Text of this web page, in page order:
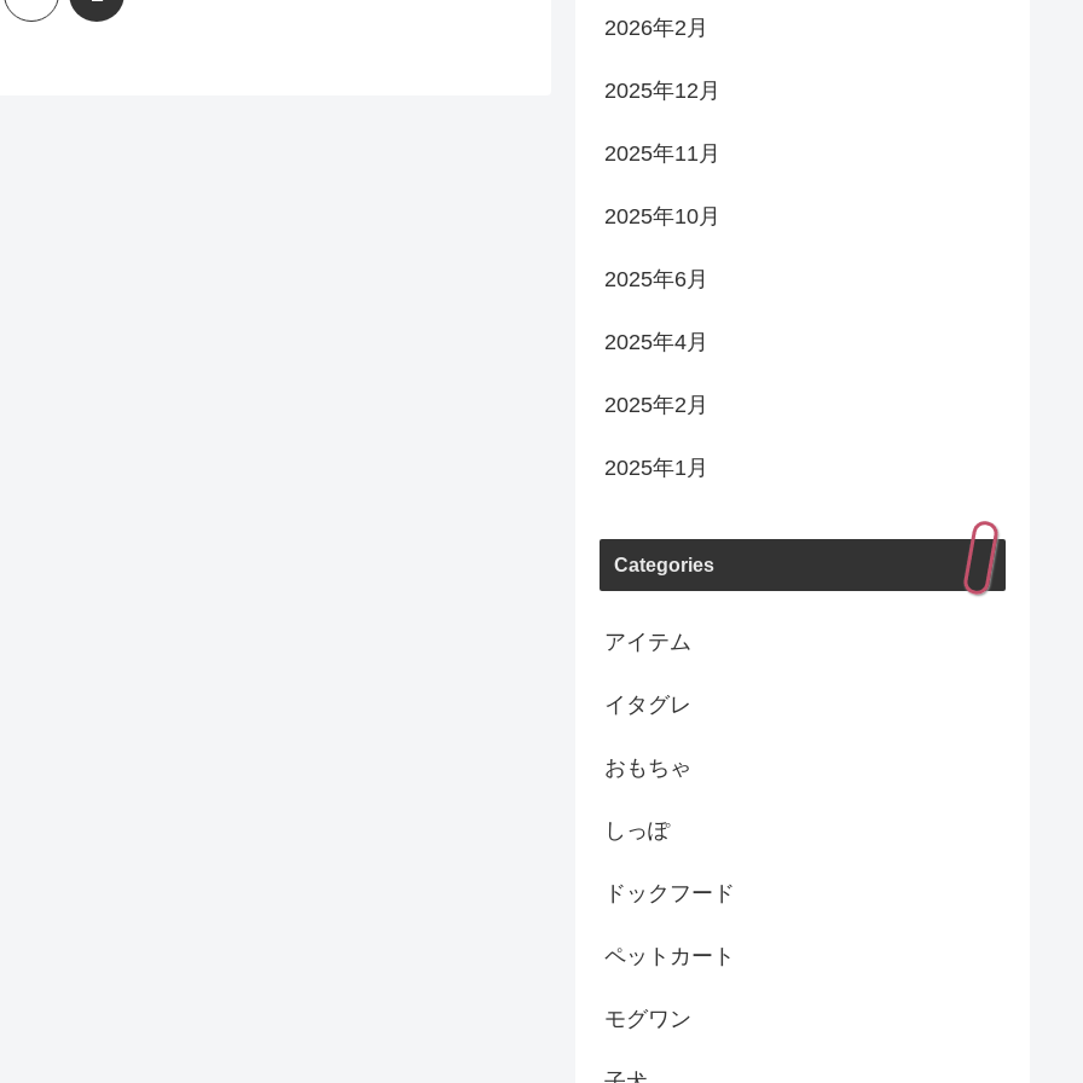
2026年2月
2025年12月
2025年11月
2025年10月
2025年6月
2025年4月
2025年2月
2025年1月
Categories
アイテム
イタグレ
おもちゃ
しっぽ
ドックフード
ペットカート
モグワン